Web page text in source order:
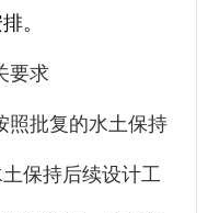
。
要求
照批复的水土保持
保持后续设计工